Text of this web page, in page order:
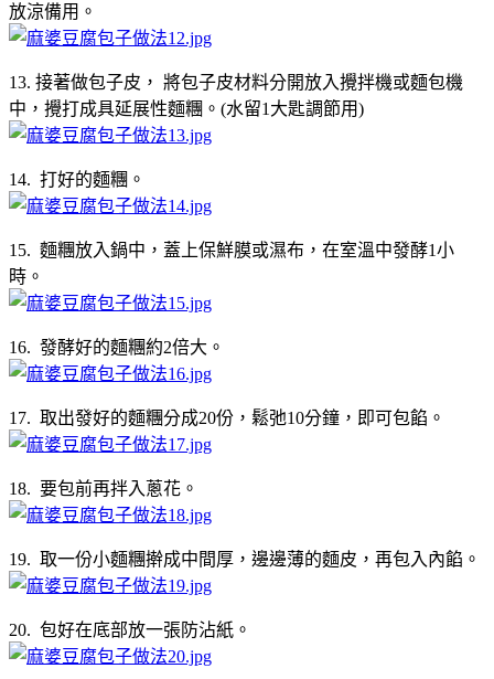
放涼備用。
13. 接著做包子皮， 將包子皮材料分開放入攪拌機或麵包機
中，攪打成具延展性麵糰。(水留1大匙調節用)
14. 打好的麵糰。
15. 麵糰放入鍋中，蓋上保鮮膜或濕布，在室溫中發酵1小
時。
16. 發酵好的麵糰約2倍大。
17. 取出發好的麵糰分成20份，鬆弛10分鐘，即可包餡。
18. 要包前再拌入蔥花。
19. 取一份小麵糰擀成中間厚，邊邊薄的麵皮，再包入內餡。
20. 包好在底部放一張防沾紙。